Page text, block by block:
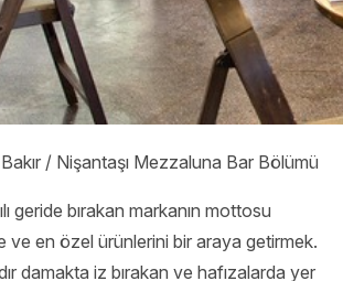
/ Nişantaşı Mezzaluna Bar Bölümü
geride bırakan markanın mottosu
ve en özel ürünlerini bir araya getirmek.
damakta iz bırakan ve hafızalarda yer